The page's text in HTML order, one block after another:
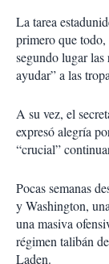
La tarea
primero que todo,
segundo lugar las
ayudar” a las
A su vez, el
expresó alegría
“crucial”
Pocas semanas
y Washington,
una masiva
régimen talibán
Laden.